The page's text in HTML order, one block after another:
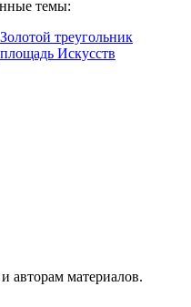
темы:
Золотой треугольник
площадь Искусств
авторам материалов.